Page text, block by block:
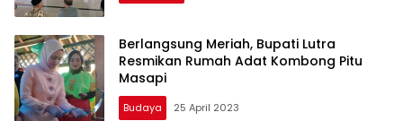
Berlangsung Meriah, Bupati Lutra
Resmikan Rumah Adat Kombong Pitu
Masapi
Budaya 25 April 2023